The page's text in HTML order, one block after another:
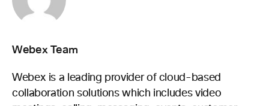
Webex Team
Webex is a leading provider of cloud-based
collaboration solutions which includes video